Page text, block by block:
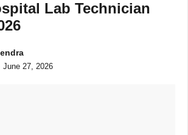
Lab Technician
June 27, 2026